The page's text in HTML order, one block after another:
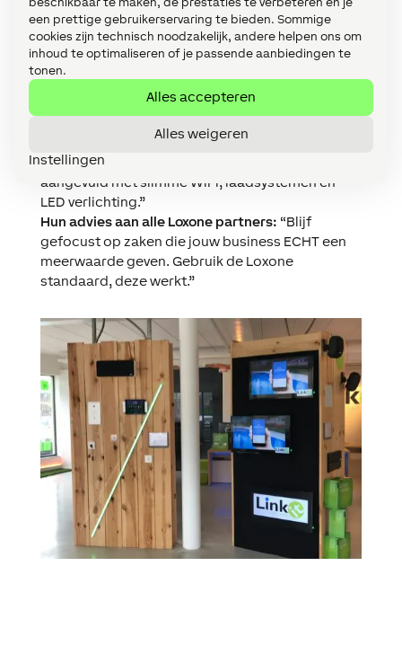
een prettige gebruikerservaring te bieden. Sommige
cookies zijn technisch noodzakelijk, andere helpen ons om
inhoud te optimaliseren of je passende aanbiedingen te
tonen.
Alles accepteren
Alles weigeren
Instellingen
Link-it staat hun klanten graag uitgebreid te
woord in hun demoruimte: “Elke klant heeft z’n
eigen verhaal en verdient immers een oplossing
op maat. Loxone ‘geeft’ ons de tools, wij maken
hier graag gebruik van om mooie projecten uit te
onze eigen installatiedienst. Wij richten ons
hoofdzakelijk op de producten van Loxone,
aangevuld met slimme WiFi, laadsystemen en
LED verlichting.”
Hun advies aan alle Loxone partners: “Blijf
gefocust op zaken die jouw business ECHT een
meerwaarde geven. Gebruik de Loxone
standaard, deze werkt.”